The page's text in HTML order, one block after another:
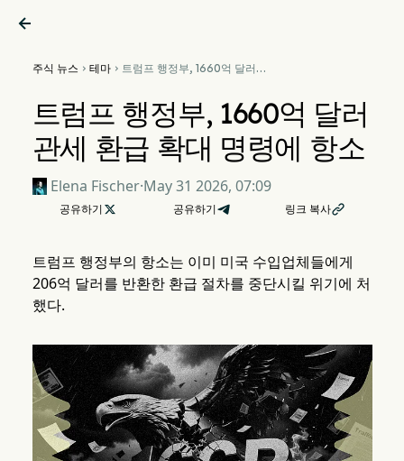

주식 뉴스  테마 트럼프 행정부, 1660억 달러
트럼프 행정부, 1660억 달러
관세 환급 확대 명령에 항소
Elena Fischer·May 31 2026, 07:09
공유하기  공유하기 링크 복사
트럼프 행정부의 항소는 이미 미국 수입업체들에게
206억 달러를 반환한 환급 절차를 중단시킬 위기에 처
했다.